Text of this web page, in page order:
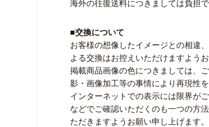
海外の往復送料につきましては負担
■交換について
お客様の想像したイメージとの相違
よる交換はお控えいただけますよう
掲載商品画像の色につきましては、
影・画像加工等の事情により再現性
インターネットでの表示には限界が
などでご確認いただくのも一つの方
ただきますようお願い申し上げます。